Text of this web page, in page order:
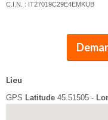
C.I.N. : IT27019C29E4EMKUB
Lieu
GPS Latitude 45.51505 -